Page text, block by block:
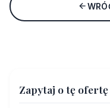
Zapytaj o tę ofertę